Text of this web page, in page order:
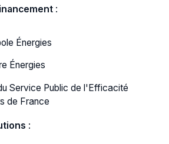
:
Énergies
Énergies
Service Public de l'Efficacité
de France
: